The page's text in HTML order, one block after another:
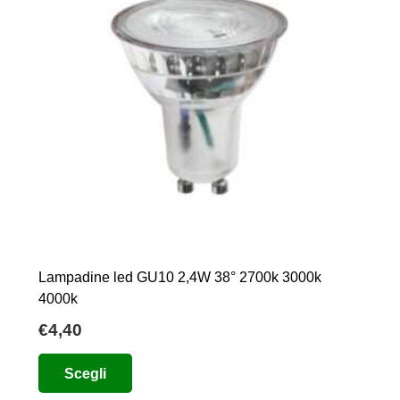
nella
pagina
del
prodotto
Lampadine led GU10 2,4W 38° 2700k 3000k
4000k
€4,40
Scegli